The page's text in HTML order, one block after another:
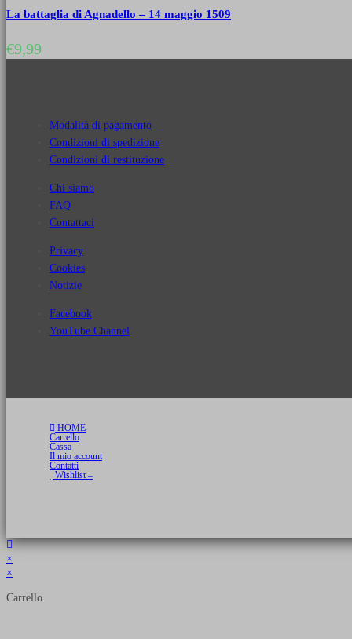
La battaglia di Agnadello – 14 maggio 1509
€9,99
Modalità di pagamento
Condizioni di spedizione
Condizioni di restituzione
Chi siamo
FAQ
Contattaci
Privacy
Cookies
Notizie
Facebook
YouTube Channel
HOME
Carrello
Cassa
Il mio account
Contatti
Wishlist –
×
×
Carrello